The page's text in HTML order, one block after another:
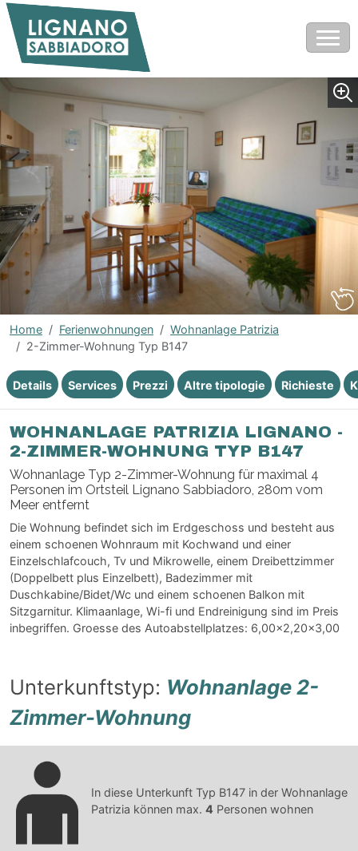
Home Ferienwohnungen
Wohnanlage Patrizia
2-Zimmer-Wohnung Typ B147
WOHNANLAGE PATRIZIA LIGNANO -
2-ZIMMER-WOHNUNG TYP B147
Wohnanlage Typ 2-Zimmer-Wohnung für maximal 4
Personen im Ortsteil Lignano Sabbiadoro, 280m vom
Meer entfernt
Die Wohnung befindet sich im Erdgeschoss und besteht aus
einem schoenen Wohnraum mit Kochwand und einer
Einzelschlafcouch, Tv und Mikrowelle, einem Dreibettzimmer
(Doppelbett plus Einzelbett), Badezimmer mit
Duschkabine/Bidet/Wc und einem schoenen Balkon mit
Sitzgarnitur. Klimaanlage, Wi-fi und Endreinigung sind im Preis
inbegriffen. Groesse des Autoabstellplatzes: 6,00x2,20x3,00
Details Services Prezzi Altre tipologie Richieste
Unterkunftstyp: Wohnanlage 2-
Zimmer-Wohnung
In diese Unterkunft Typ B147 in der Wohnanlage
Patrizia können max. 4 Personen wohnen